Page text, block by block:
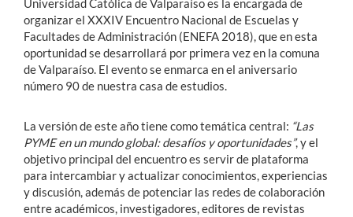
Universidad Católica de Valparaíso es la encargada de
organizar el XXXIV Encuentro Nacional de Escuelas y
Facultades de Administración (ENEFA 2018), que en esta
oportunidad se desarrollará por primera vez en la comuna
de Valparaíso. El evento se enmarca en el aniversario
número 90 de nuestra casa de estudios.
La versión de este año tiene como temática central: “Las
PYME en un mundo global: desafíos y oportunidades”, y el
objetivo principal del encuentro es servir de plataforma
para intercambiar y actualizar conocimientos, experiencias
y discusión, además de potenciar las redes de colaboración
entre académicos, investigadores, editores de revistas